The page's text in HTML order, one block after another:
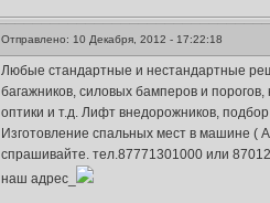
Отправлено: 10 Декабря, 2012 - 17:22:18
Любые стандартные и нестандартные
багажников, силовых бамперов и
оптики и т.д. Лифт внедорожников,
Изготовление спальных мест в машине (
спрашивайте. тел.87771301000 или
наш адрес_